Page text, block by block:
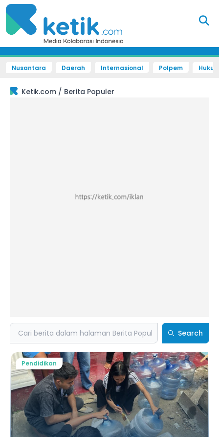
Nusantara Daerah Internasional Polpem
Ketik.com / Berita Populer
Search Search
Pendidikan